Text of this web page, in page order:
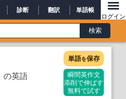
診断 翻訳 単語帳
ログイン
の英語
単語を保存
瞬間英作文
添削で伸ばす
無料で試す